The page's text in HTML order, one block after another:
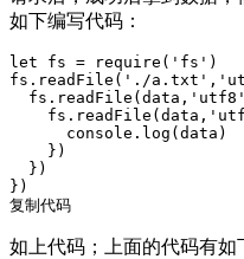
如下编写代码：
let fs = require ( 'fs' )
fs.readFile( './a.txt' ,
  fs.readFile(data,
'utf8'
    fs.readFile(data,
console .log(data)
    })
  })
复制代码
如上代码；上面的代码有如